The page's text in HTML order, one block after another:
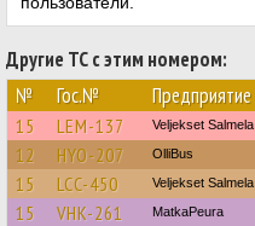
Другие ТС с этим номером:
№
Гос.№ Предприятие
15 LEM-137 Veljekset Salmela
12 HYO-207 OlliBus
15 LCC-450 Veljekset Salmela
15 VHK-261 MatkaPeura